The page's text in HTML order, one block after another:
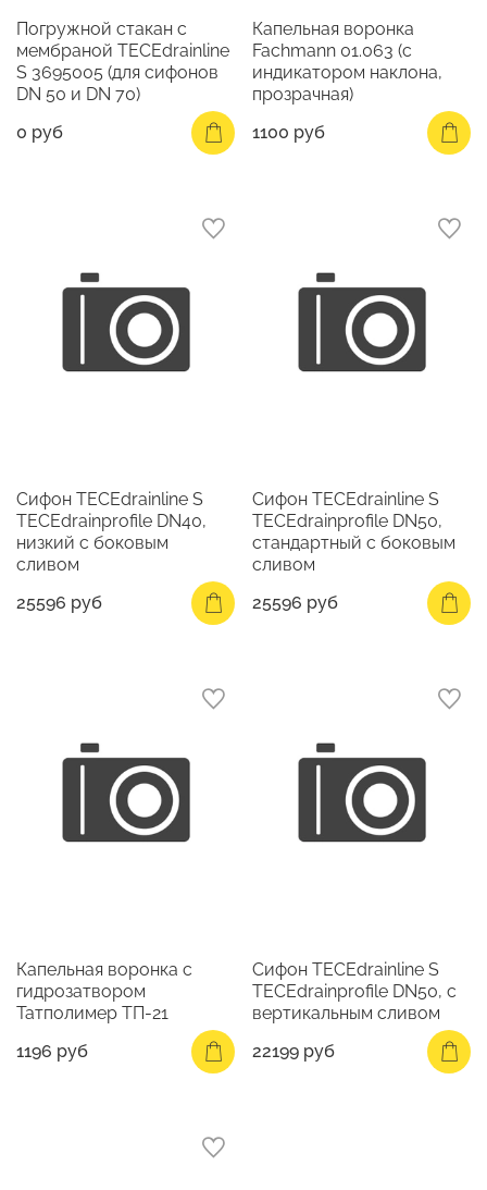
Погружной стакан с
мембраной TECEdrainline
S 3695005 (для сифонов
DN 50 и DN 70)
0 руб
Капельная воронка
Fachmann 01.063 (с
индикатором наклона,
прозрачная)
1100 руб
Сифон TECEdrainline S
TECEdrainprofile DN40,
низкий с боковым
сливом
25596 руб
Сифон TECEdrainline S
TECEdrainprofile DN50,
стандартный с боковым
сливом
25596 руб
Капельная воронка с
гидрозатвором
Татполимер ТП-21
1196 руб
Сифон TECEdrainline S
TECEdrainprofile DN50, с
вертикальным сливом
22199 руб